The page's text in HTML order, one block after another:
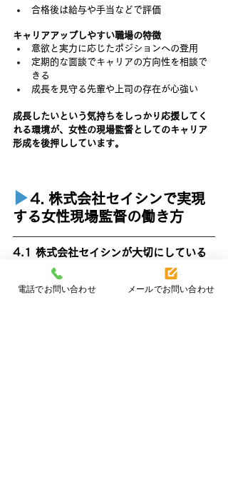
合格後は給与や手当などで評価
キャリアアップしやすい職場の特徴
意欲と実力に応じたポジションへの登用
定期的な面談でキャリアの方向性を相談で
きる
成長を見守る先輩や上司の存在が心強い
成長したいという気持ちをしっかり応援してく
れる環境が、女性の現場監督としてのキャリア
形成を後押ししています。
▶︎4. 株式会社セイシンで実現
する女性現場監督の働き方
4.1 株式会社セイシンが大切にしている
現場の雰囲気
株式会社セイシンでは、女性が現場監督として
自然体で働けるように、
温かく協力し合える現
電話でお問い合わせ メールでお問い合わせ